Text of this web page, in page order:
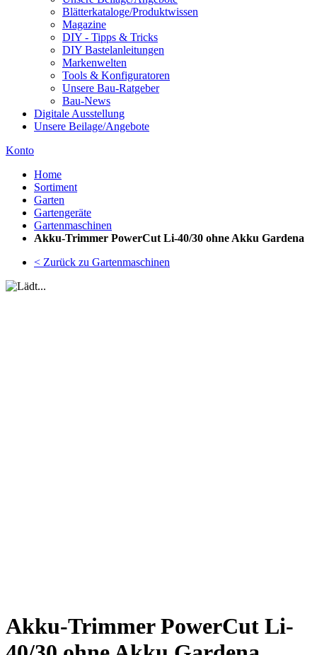
Blätterkataloge/Produktwissen
Magazine
DIY - Tipps & Tricks
DIY Bastelanleitungen
Markenwelten
Tools & Konfiguratoren
Unsere Bau-Ratgeber
Bau-News
Digitale Ausstellung
Unsere Beilage/Angebote
Konto
Home
Sortiment
Garten
Gartengeräte
Gartenmaschinen
Akku-Trimmer PowerCut Li-40/30 ohne Akku Gardena
< Zurück zu Gartenmaschinen
Akku-Trimmer PowerCut Li-